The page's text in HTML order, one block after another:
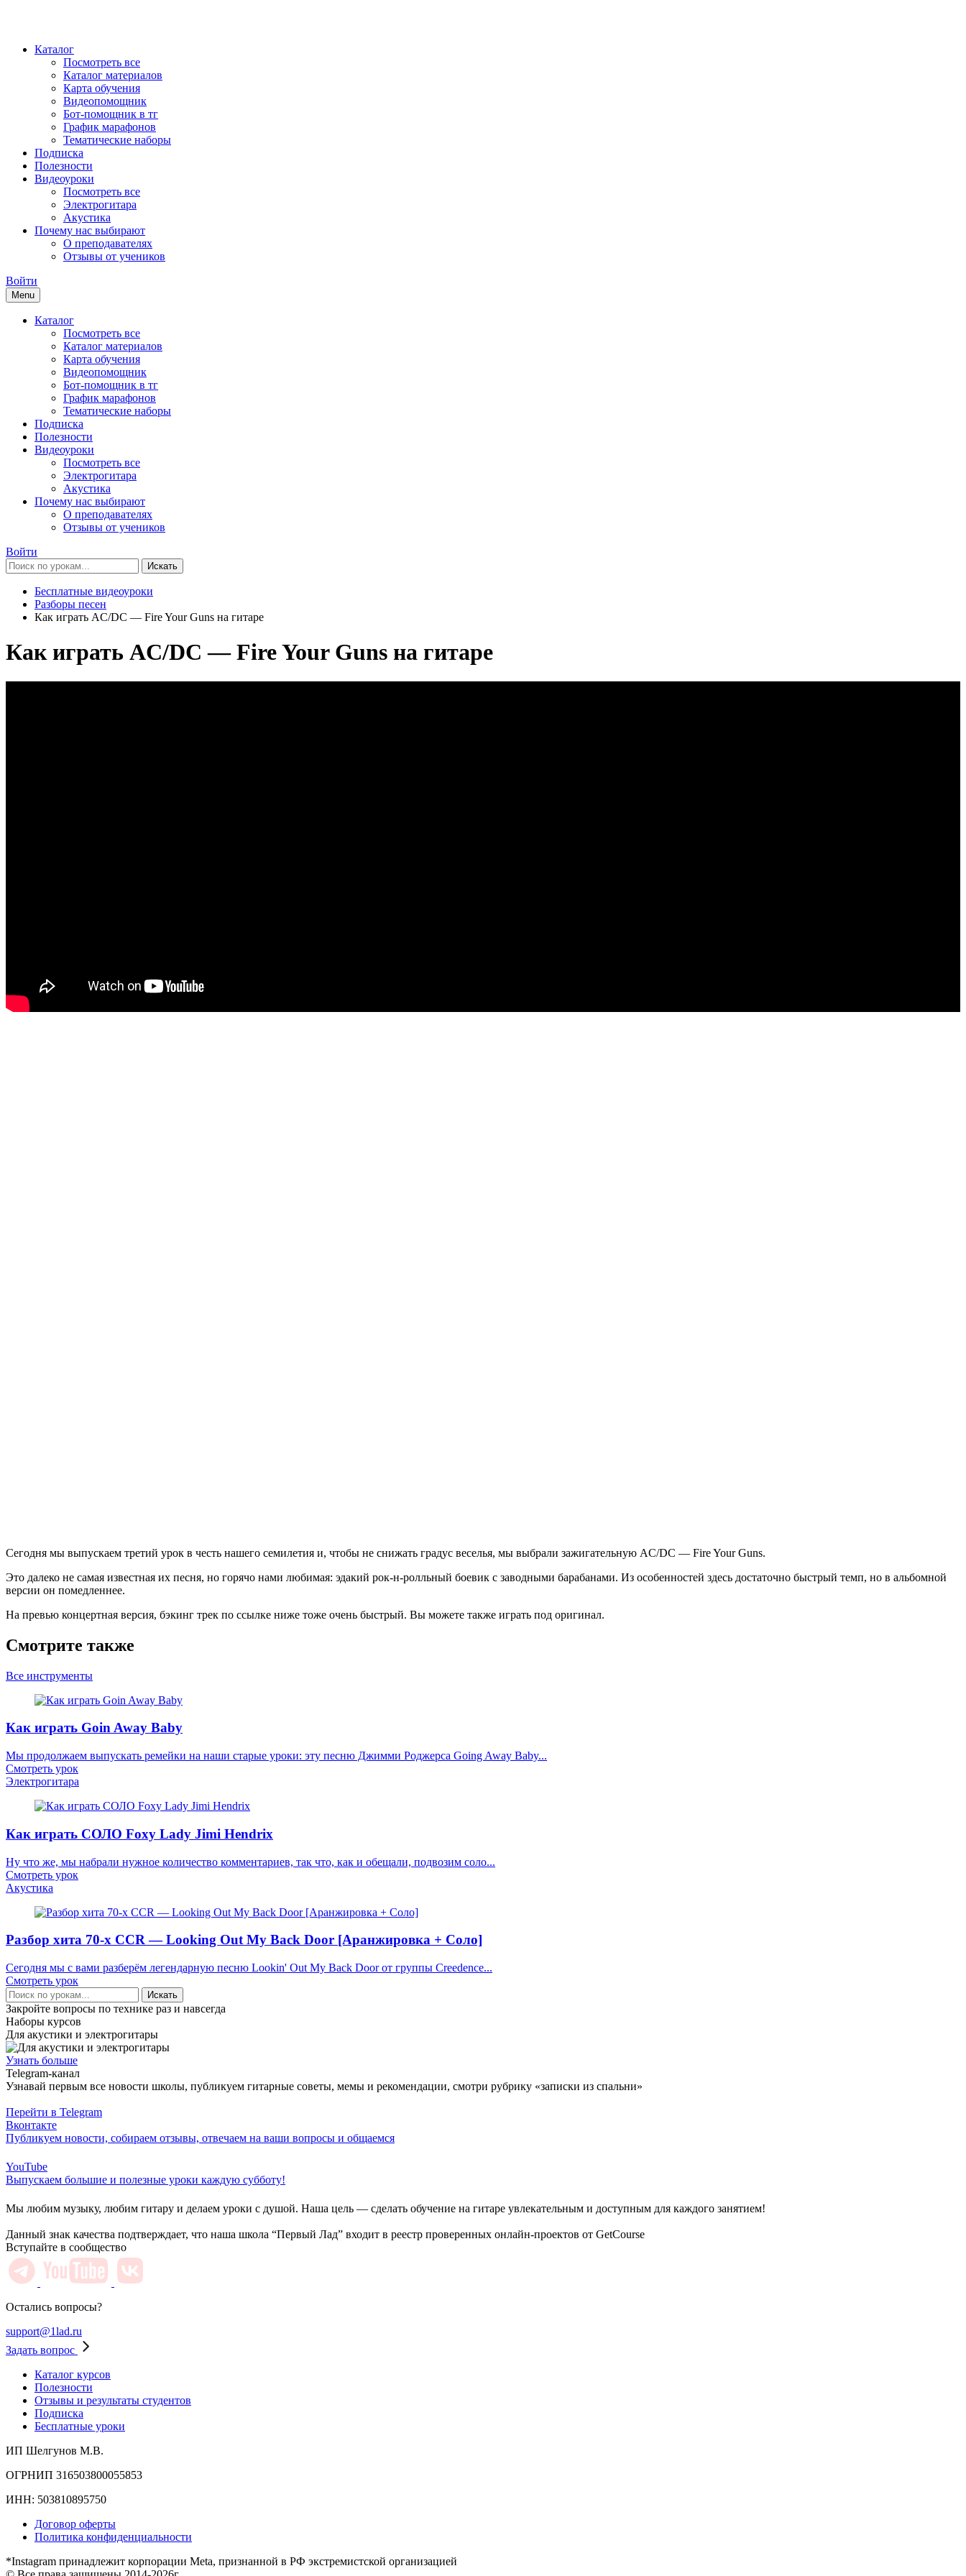
Каталог
Посмотреть все
Каталог материалов
Карта обучения
Видеопомощник
Бот-помощник в тг
График марафонов
Тематические наборы
Подписка
Полезности
Видеоуроки
Посмотреть все
Электрогитара
Акустика
Почему нас выбирают
О преподавателях
Отзывы от учеников
Войти
Menu
Каталог
Посмотреть все
Каталог материалов
Карта обучения
Видеопомощник
Бот-помощник в тг
График марафонов
Тематические наборы
Подписка
Полезности
Видеоуроки
Посмотреть все
Электрогитара
Акустика
Почему нас выбирают
О преподавателях
Отзывы от учеников
Войти
Искать
Бесплатные видеоуроки
Разборы песен
Как играть AC/DC — Fire Your Guns на гитаре
Как играть AC/DC — Fire Your Guns на гитаре
Сегодня мы выпускаем третий урок в честь нашего семилетия и, чтобы не снижать градус веселья, мы выбрали зажигательную AC/DC — Fire Your Guns.
Это далеко не самая известная их песня, но горячо нами любимая: эдакий рок-н-ролльный боевик с заводными барабанами. Из особенностей здесь достаточно быстрый темп, но в альбомной
версии он помедленнее.
На превью концертная версия, бэкинг трек по ссылке ниже тоже очень быстрый. Вы можете также играть под оригинал.
Смотрите также
Все инструменты
Как играть Goin Away Baby
Мы продолжаем выпускать ремейки на наши старые уроки: эту песню Джимми Роджерса Going Away Baby...
Смотреть урок
Электрогитара
Как играть СОЛО Foxy Lady Jimi Hendrix
Ну что же, мы набрали нужное количество комментариев, так что, как и обещали, подвозим соло...
Смотреть урок
Акустика
Разбор хита 70-х CCR — Looking Out My Back Door [Аранжировка + Соло]
Сегодня мы с вами разберём легендарную песню Lookin' Out My Back Door от группы Creedence...
Смотреть урок
Искать
Закройте вопросы по технике раз и навсегда
Наборы курсов
Для акустики и электрогитары
Узнать больше
Telegram-канал
Узнавай первым все новости школы, публикуем гитарные советы, мемы и рекомендации, смотри рубрику «записки из спальни»
Перейти в Telegram
Вконтакте
Публикуем новости, собираем отзывы, отвечаем на ваши вопросы и общаемся
YouTube
Выпускаем большие и полезные уроки каждую субботу!
Мы любим музыку, любим гитару и делаем уроки с душой. Наша цель — сделать обучение на гитаре увлекательным и доступным для каждого занятием!
Данный знак качества подтверждает, что наша школа “Первый Лад” входит в реестр проверенных онлайн-проектов от GetCourse
Вступайте в сообщество
Остались вопросы?
support@1lad.ru
Задать вопрос
Каталог курсов
Полезности
Отзывы и результаты студентов
Подписка
Бесплатные уроки
ИП Шелгунов М.В.
ОГРНИП 316503800055853
ИНН: 503810895750
Договор оферты
Политика конфиденциальности
*Instagram принадлежит корпорации Meta, признанной в РФ экстремистской организацией